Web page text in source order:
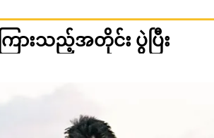
ြားသည့်အတိုင်း ပွဲပြီး